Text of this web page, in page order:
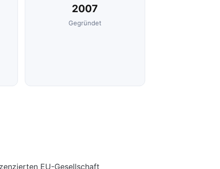
2007
Gegründet
EU-Gesellschaft